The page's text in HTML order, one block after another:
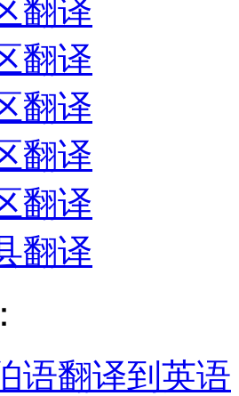
翻译
翻译
翻译
翻译
翻译
翻译
：
语翻译到英语